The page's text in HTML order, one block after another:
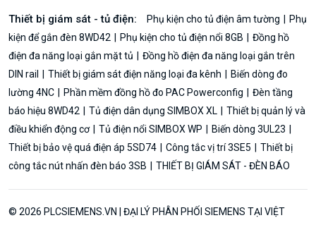
Thiết bị giám sát - tủ điện: Phụ kiện cho tủ điện âm tường
Phụ
kiện để gắn đèn 8WD42
Phụ kiện cho tủ điện nổi 8GB
Đồng hồ
điện đa năng loại gắn mặt tủ
Đồng hồ điện đa năng loại gắn trên
DIN rail
Thiết bị giám sát điện năng loại đa kênh
Biến dòng đo
lường 4NC
Phần mềm đồng hồ đo PAC Powerconfig
Đèn tầng
báo hiệu 8WD42
Tủ điện dân dụng SIMBOX XL
Thiết bị quản lý và
điều khiển động cơ
Tủ điện nổi SIMBOX WP
Biến dòng 3UL23
Thiết bị bảo vệ quá điện áp 5SD74
Công tắc vị trí 3SE5
Thiết bị
công tắc nút nhấn đèn báo 3SB
THIẾT BỊ GIÁM SÁT - ĐÈN BÁO
© 2026 PLCSIEMENS.VN | ĐẠI LÝ PHÂN PHỐI SIEMENS TẠI VIỆT